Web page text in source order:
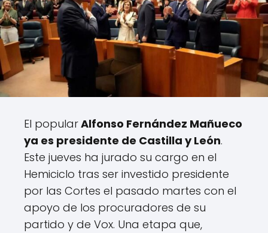
El popularAlfonso Fernández Mañueco
ya es presidente de Castilla y León.
Este jueves ha jurado su cargo en el
Hemiciclo tras ser investido presidente
por las Cortes el pasado martes con el
apoyo de los procuradores de su
partido y de Vox. Una etapa que,